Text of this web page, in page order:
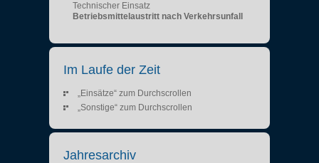
Technischer Einsatz
Betriebsmittelaustritt nach Verkehrsunfall
Im Laufe der Zeit
„Einsätze“ zum Durchscrollen
„Sonstige“ zum Durchscrollen
Jahresarchiv